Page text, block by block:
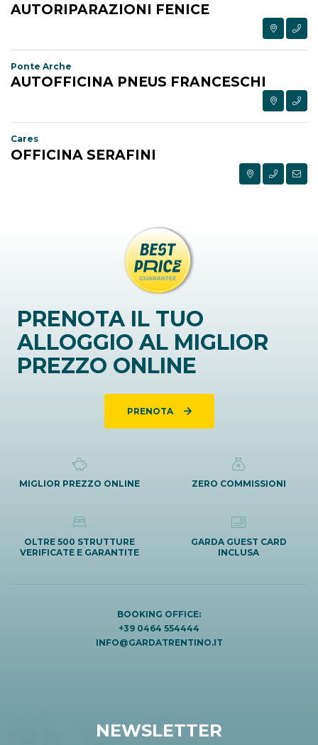
AUTORIPARAZIONI FENICE
Ponte Arche
AUTOFFICINA PNEUS FRANCESCHI
Cares
OFFICINA SERAFINI
PRENOTA IL TUO
ALLOGGIO AL MIGLIOR
PREZZO ONLINE
PRENOTA
MIGLIOR PREZZO ONLINE ZERO COMMISSIONI
OLTRE 500 STRUTTURE
VERIFICATE E GARANTITE
GARDA GUEST CARD
INCLUSA
BOOKING OFFICE:
+39 0464 554444
INFO@GARDATRENTINO.IT
NEWSLETTER